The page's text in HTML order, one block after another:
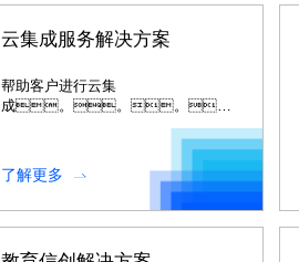
云集成服务解决方案
帮助客户进行云集
成。。。。
根据与用户、、规划设计
厂商及监理单位协作的最佳实
践。。
了解更多